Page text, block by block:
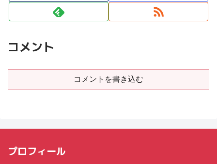
コメント
コメントを書き込む
プロフィール